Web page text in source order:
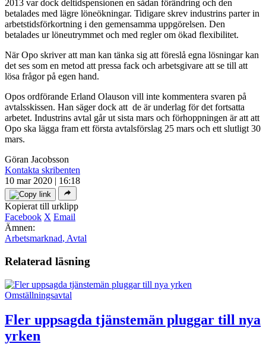
2013 var dock deltidspensionen en sådan förändring och den
betalades med lägre löneökningar. Tidigare skrev industrins parter in
arbetstidsförkortning i den gemensamma uppgörelsen. Den
betalades ur löneutrymmet och med regler om ökad flexibilitet.
När Opo skriver att man kan tänka sig att föreslå egna lösningar kan
det ses som en metod att pressa fack och arbetsgivare att se till att
lösa frågor på egen hand.
Opos ordförande Erland Olauson vill inte kommentera svaren på
avtalsskissen. Han säger dock att de är underlag för det fortsatta
arbetet. Industrins avtal går ut sista mars och förhoppningen är att att
Opo ska lägga fram ett första avtalsförslag 25 mars och ett slutligt 30
mars.
Göran Jacobsson
Kontakta skribenten
10 mar 2020 | 16:18
Kopierat till urklipp
Facebook X Email
Ämnen:
Arbetsmarknad, Avtal
Relaterad läsning
Omställningsavtal
Fler uppsagda tjänstemän pluggar till nya
yrken